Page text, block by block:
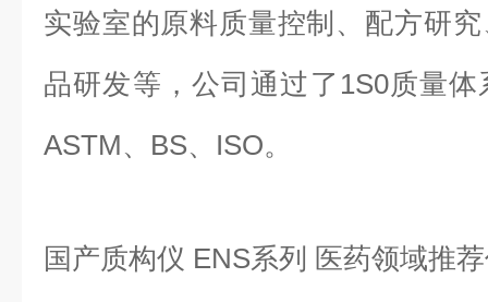
实验室的原料质量控制、配方研
品研发等，公司通过了1S0质量
ASTM、BS、ISO。
国产质构仪 ENS系列 医药领域推